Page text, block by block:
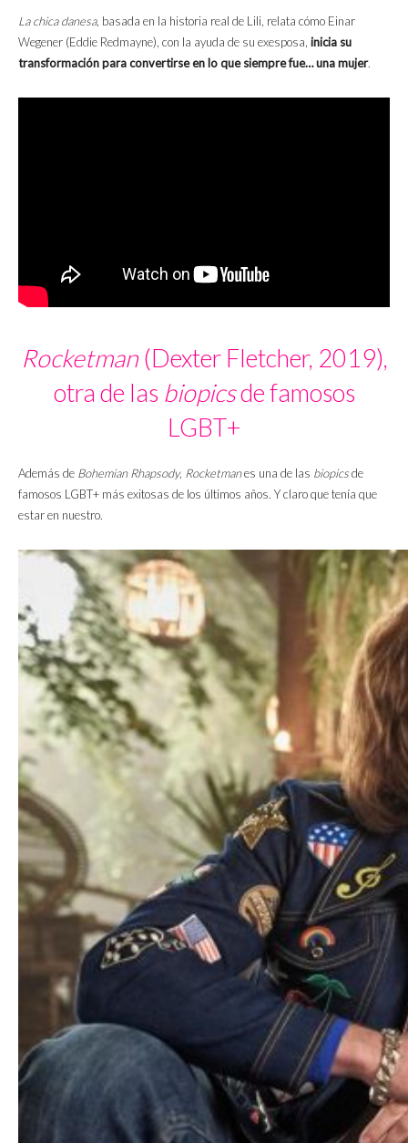
La chica danesa, basada en la historia real de Lili, relata cómo Einar
Wegener (Eddie Redmayne), con la ayuda de su exesposa, inicia su
transformación para convertirse en lo que siempre fue… una mujer.
Rocketman(Dexter Fletcher, 2019),
otra de las biopicsde famosos
LGBT+
Además de Bohemian Rhapsody, Rocketmanes una de las biopicsde
famosos LGBT+ más exitosas de los últimos años. Y claro que tenía que
estar en nuestro.